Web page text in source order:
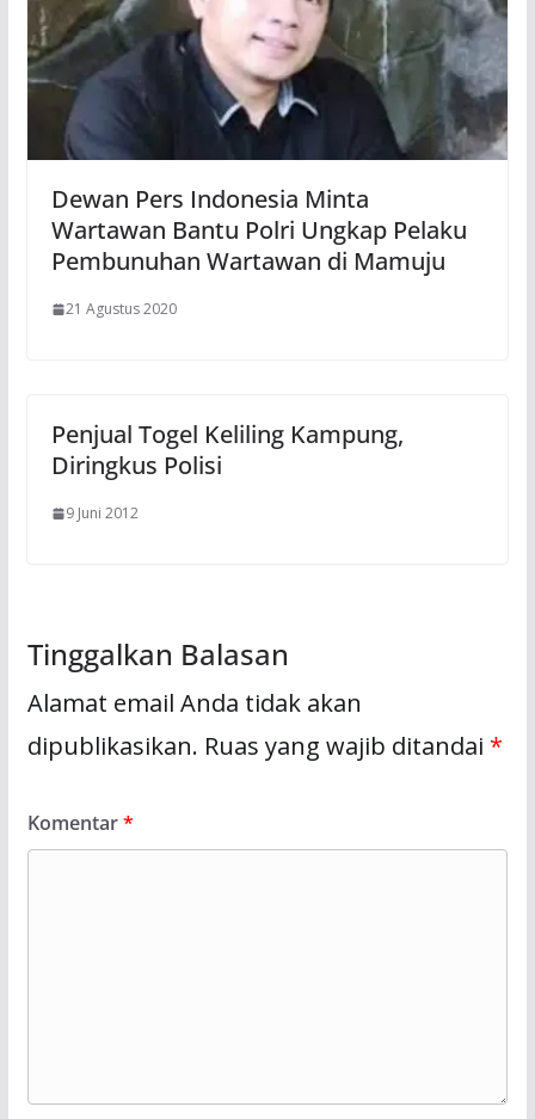
Dewan Pers Indonesia Minta
Wartawan Bantu Polri Ungkap Pelaku
Pembunuhan Wartawan di Mamuju
21 Agustus 2020
Penjual Togel Keliling Kampung,
Diringkus Polisi
9 Juni 2012
Tinggalkan Balasan
Alamat email Anda tidak akan
dipublikasikan. Ruas yang wajib ditandai *
Komentar*